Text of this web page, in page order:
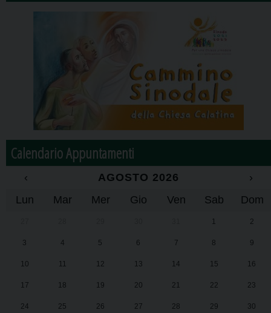
Calendario Appuntamenti
‹ AGOSTO 2026
›
Lun
Mar Mer Gio Ven Sab Dom
1 2
3 4 5 6 7 8 9
10 11 12 13 14 15 16
17 18 19 20 21 22 23
24 25 26 27 28 29 30